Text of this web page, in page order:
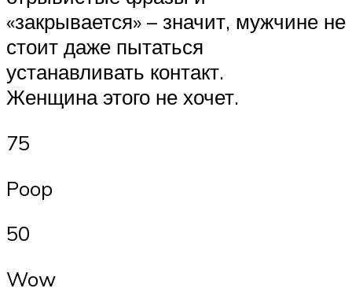
«закрывается» – значит, мужчине не
стоит даже пытаться
устанавливать контакт.
Женщина этого не хочет.
75
Poop
50
Wow